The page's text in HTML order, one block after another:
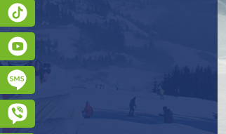
Підписатися на SMS розсилку